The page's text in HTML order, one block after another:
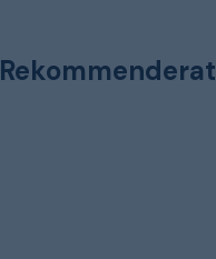
Rekommenderat